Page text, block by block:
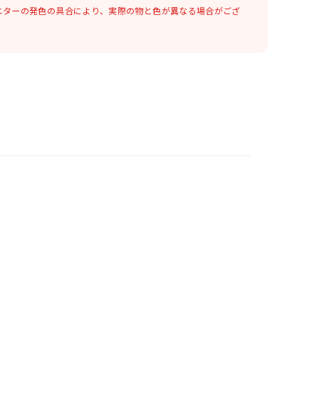
ーの発色の具合により、実際の物と色が異なる場合がござ